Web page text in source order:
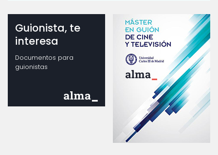
Guionista, te
interesa
Documentos para
guionistas